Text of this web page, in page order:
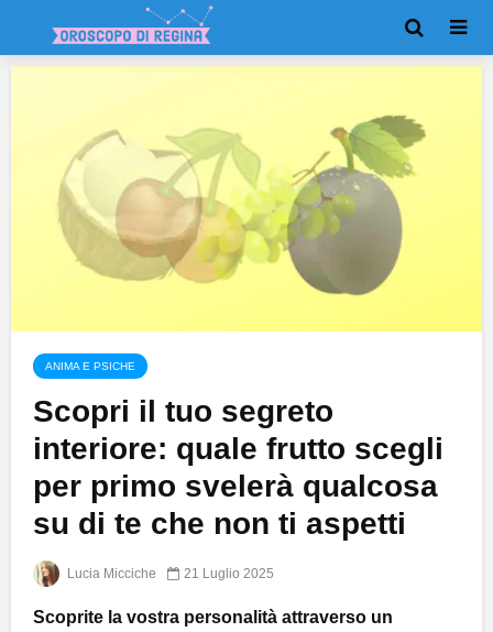
ANIMA E PSICHE
Scopri il tuo segreto
interiore: quale frutto scegli
per primo svelerà qualcosa
su di te che non ti aspetti
Lucia Micciche 21 Luglio 2025
Scoprite la vostra personalità attraverso un